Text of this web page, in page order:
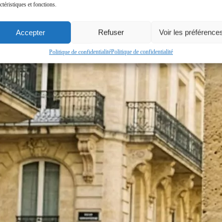
et fonctions.
Accepter Refuser Voir les
Politique de confidentialitéPolitique de confidentialité